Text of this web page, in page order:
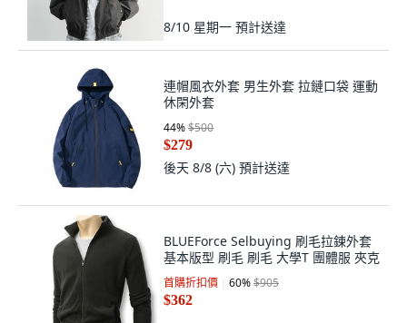
8/10 星期一 預計送達
連帽風衣外套 男生外套 拉鏈口袋 運動
休閑外套
44%$500
$279
後天 8/8 (六) 預計送達
BLUEForce Selbuying 刷毛拉鍊外套
基本版型 刷毛 刷毛 大學T 團體服 夾克
首購折扣價 60%$905
$362